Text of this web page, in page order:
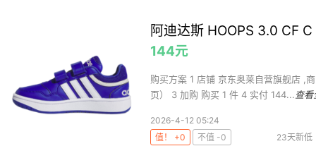
阿迪达斯 HOOPS 3.0 CF
144元
购买方案 1 店铺 京东奥莱自营旗舰店 ,
页） 3 加购 购买 1 件 4 实付 144... 查看
2026-4-12 05:24
值！ +0
不值 -0
23天新低